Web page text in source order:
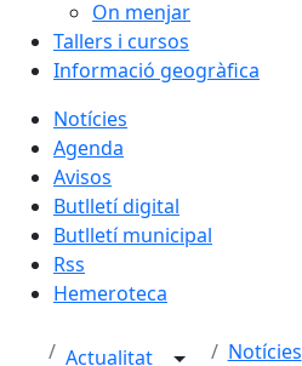
On menjar
Tallers i cursos
Informació geogràfica
Notícies
Agenda
Avisos
Butlletí digital
Butlletí municipal
Rss
Hemeroteca
Actualitat Notícies